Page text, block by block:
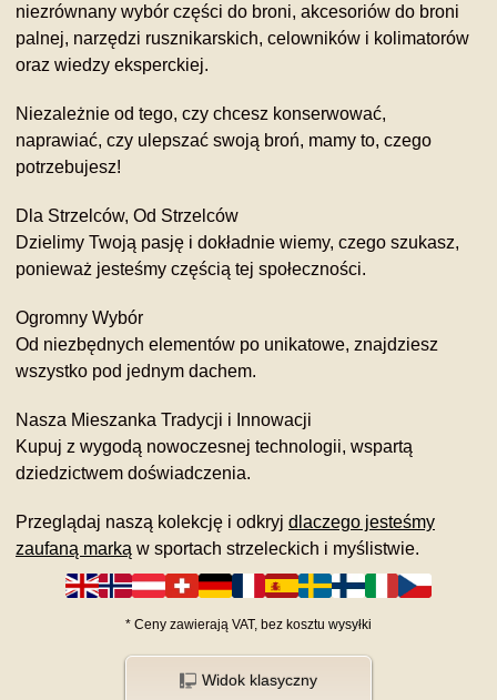
niezrównany wybór części do broni, akcesoriów do broni
palnej, narzędzi rusznikarskich, celowników i kolimatorów
oraz wiedzy eksperckiej.
Niezależnie od tego, czy chcesz konserwować,
naprawiać, czy ulepszać swoją broń, mamy to, czego
potrzebujesz!
Dla Strzelców, Od Strzelców
Dzielimy Twoją pasję i dokładnie wiemy, czego szukasz,
ponieważ jesteśmy częścią tej społeczności.
Ogromny Wybór
Od niezbędnych elementów po unikatowe, znajdziesz
wszystko pod jednym dachem.
Nasza Mieszanka Tradycji i Innowacji
Kupuj z wygodą nowoczesnej technologii, wspartą
dziedzictwem doświadczenia.
Przeglądaj naszą kolekcję i odkryj dlaczego jesteśmy
zaufaną marką w sportach strzeleckich i myślistwie.
* Ceny zawierają VAT, bez kosztu wysyłki
Widok klasyczny